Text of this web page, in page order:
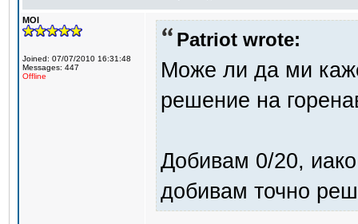
MOI
Joined: 07/07/2010 16:31:48
Messages: 447
Offline
Patriot wrote:
Може ли да ми
решение на
Добивам 0/20, иако
добивам точно